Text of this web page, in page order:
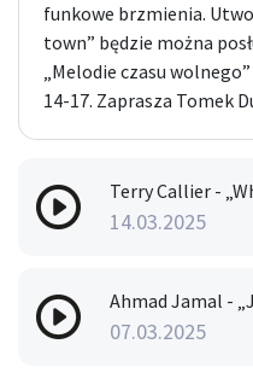
funkowe brzmienia.
town” będzie można
„Melodie czasu
14-17. Zaprasza Tomek
Terry Callier -
14.03.2025
Ahmad Jamal -
07.03.2025